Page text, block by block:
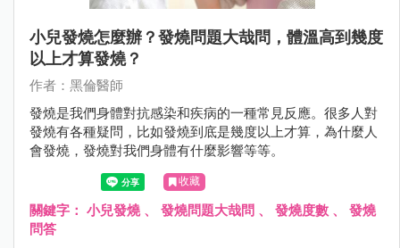
小兒發燒怎麼辦？發燒問題大哉問，體溫高到幾度
以上才算發燒？
作者：黑倫醫師
發燒是我們身體對抗感染和疾病的一種常見反應。很多人對
發燒有各種疑問，比如發燒到底是幾度以上才算，為什麼人
會發燒，發燒對我們身體有什麼影響等等。
收藏
關鍵字： 小兒發燒、 發燒問題大哉問 、 發燒度數 、 發燒
問答